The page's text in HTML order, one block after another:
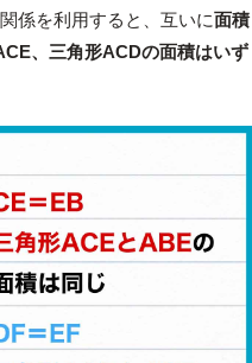
係を利用すると、互いに面積
、三角形ACDの面積はいず